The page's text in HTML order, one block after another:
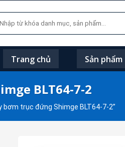
Trang chủ Sản phẩm
BLT64-7-2
trục đứng Shimge BLT64-7-2”